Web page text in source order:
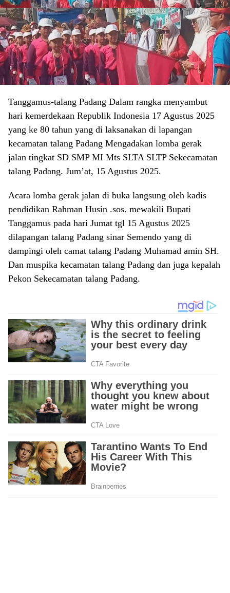
Tanggamus-talang Padang Dalam rangka menyambut
hari kemerdekaan Republik Indonesia 17 Agustus 2025
yang ke 80 tahun yang di laksanakan di lapangan
kecamatan talang Padang Mengadakan lomba gerak
jalan tingkat SD SMP MI Mts SLTA SLTP Sekecamatan
talang Padang. Jum’at, 15 Agustus 2025.
Acara lomba gerak jalan di buka langsung oleh kadis
pendidikan Rahman Husin .sos. mewakili Bupati
Tanggamus pada hari Jumat tgl 15 Agustus 2025
dilapangan talang Padang sinar Semendo yang di
dampingi oleh camat talang Padang Muhamad amin SH.
Dan muspika kecamatan talang Padang dan juga kepalah
Pekon Sekecamatan talang Padang.